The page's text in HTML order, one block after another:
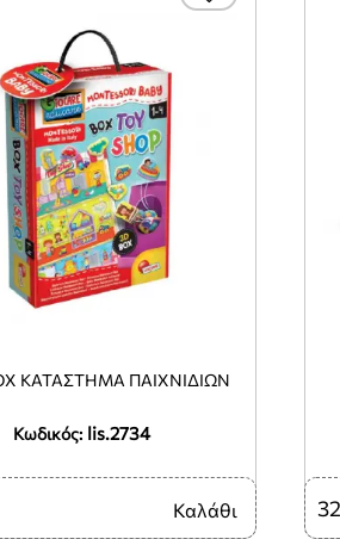
Κωδικός: lis.2734
ΚΑΤΑΣΤΗΜΑ ΠΑΙΧΝΙΔΙΩΝ
Καλάθι